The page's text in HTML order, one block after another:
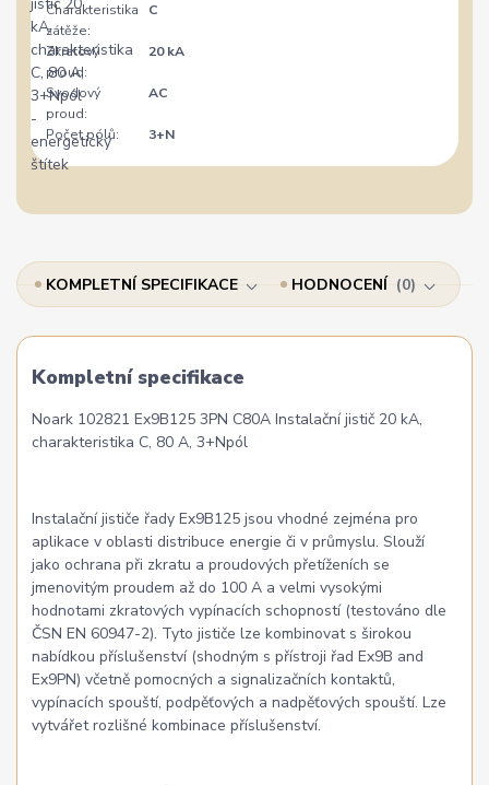
Charakteristika
zátěže:
C
Zkratový
proud:
20 kA
Svodový
proud:
AC
Počet pólů: 3+N
KOMPLETNÍ SPECIFIKACE HODNOCENÍ 0
Kompletní specifikace
Noark 102821 Ex9B125 3PN C80A Instalační jistič 20 kA,
charakteristika C, 80 A, 3+Npól
Instalační jističe řady Ex9B125 jsou vhodné zejména pro
aplikace v oblasti distribuce energie či v průmyslu. Slouží
jako ochrana při zkratu a proudových přetíženích se
jmenovitým proudem až do 100 A a velmi vysokými
hodnotami zkratových vypínacích schopností (testováno dle
ČSN EN 60947-2). Tyto jističe lze kombinovat s širokou
nabídkou příslušenství (shodným s přístroji řad Ex9B and
Ex9PN) včetně pomocných a signalizačních kontaktů,
vypínacích spouští, podpěťových a nadpěťových spouští. Lze
vytvářet rozlišné kombinace příslušenství.